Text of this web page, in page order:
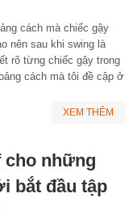
cách mà chiếc gậy
nên sau khi swing là
rõ từng chiếc gậy trong
cách mà tôi đề cập ở
XEM THÊM
cho những
bắt đầu tập